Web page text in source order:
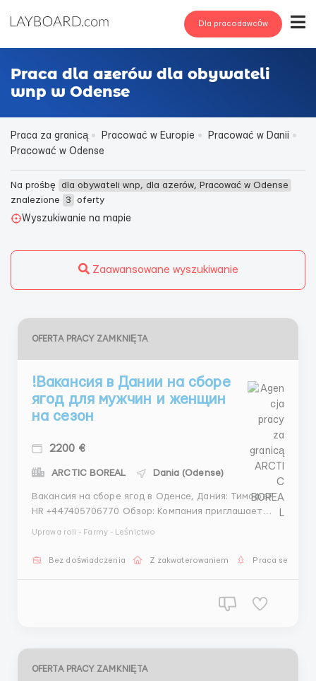
Dla pracodawców
Praca dla azerów dla obywateli
wnp w Odense
Praca za granicą Pracować w Europie
Pracować w Danii
Pracować w Odense
Na prośbę dla obywateli wnp, dla azerów, Pracować w Odense
znalezione
3
oferty
Wyszukiwanie na mapie
Zaawansowane wyszukiwanie
OFERTA PRACY ZAMKNIĘTA
!Вакансия в Дании на сборе
ягод для мужчин и женщин
на сезон
2200 €
ARCTIC BOREAL Dania (Odense)
Вакансия на сборе ягод в Оденсе, Дания: Тимофей
HR +447405706770 Обзор: Компания приглашает
энергичных и мотивированных кандидатов на
городе Оденсе. Мы гарантируем
Uprawa roli - Farmy - Leśnictwo
Bez doświadczenia Z zakwaterowaniem Praca
OFERTA PRACY ZAMKNIĘTA